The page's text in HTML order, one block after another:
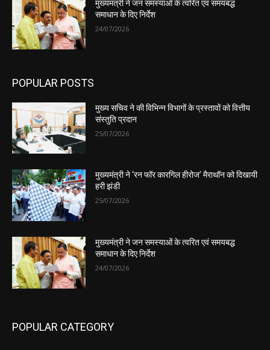
मुख्यमंत्री ने जन समस्याओं के त्वरित एवं समयबद्ध
समाधान के दिए निर्देश
24/07/2026
POPULAR POSTS
मुख्य सचिव ने की विभिन्न विभागों के प्रस्तावों को वित्तीय
संस्तुति प्रदान
25/07/2026
मुख्यमंत्री ने ‘रन फॉर कारगिल हीरोज’ मैराथॉन को दिखायी
हरी झंडी
25/07/2026
मुख्यमंत्री ने जन समस्याओं के त्वरित एवं समयबद्ध
समाधान के दिए निर्देश
24/07/2026
POPULAR CATEGORY